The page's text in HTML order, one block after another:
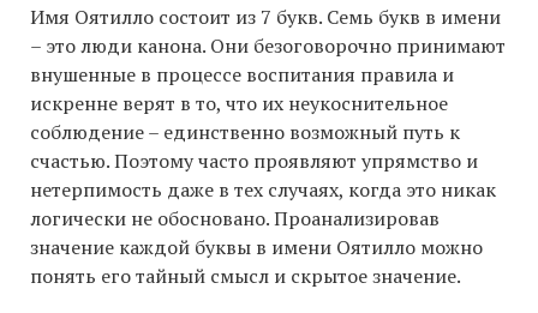
Имя Оятилло состоит из 7 букв. Семь букв в имени
– это люди канона. Они безоговорочно принимают
внушенные в процессе воспитания правила и
искренне верят в то, что их неукоснительное
соблюдение – единственно возможный путь к
счастью. Поэтому часто проявляют упрямство и
нетерпимость даже в тех случаях, когда это никак
логически не обосновано. Проанализировав
значение каждой буквы в имени Оятилло можно
понять его тайный смысл и скрытое значение.